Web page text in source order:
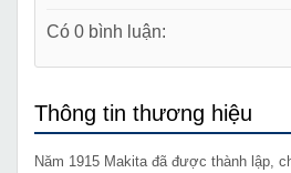
Có 0 bình luận:
Thông tin thương hiệu
Năm 1915 Makita đã được thành lập,